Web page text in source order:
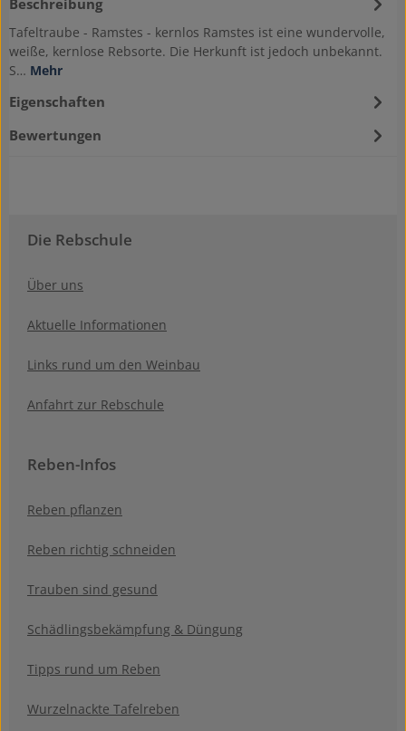
Tafeltraube - Ramstes - kernlos Ramstes ist eine wundervolle,
weiße, kernlose Rebsorte. Die Herkunft ist jedoch unbekannt.
S… Mehr
Eigenschaften
Bewertungen
Die Rebschule
Über uns
Aktuelle Informationen
Links rund um den Weinbau
Anfahrt zur Rebschule
Reben-Infos
Reben pflanzen
Reben richtig schneiden
Trauben sind gesund
Schädlingsbekämpfung & Düngung
Tipps rund um Reben
Wurzelnackte Tafelreben